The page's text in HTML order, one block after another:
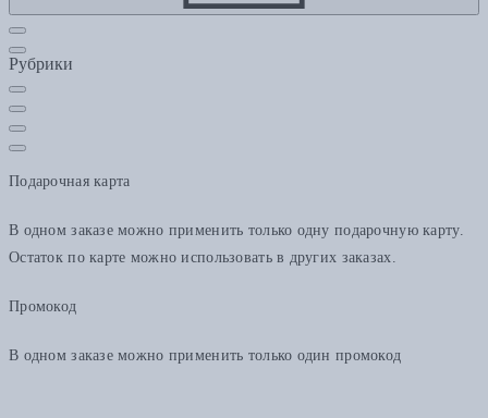
Рубрики
Подарочная карта
В одном заказе можно применить только одну подарочную карту.
Остаток по карте можно использовать в других заказах.
Промокод
В одном заказе можно применить только один промокод